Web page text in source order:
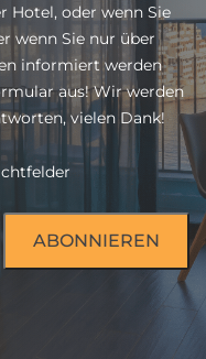
Hotel, oder wenn Sie
wenn Sie nur über
informiert werden
aus! Wir werden
vielen Dank!